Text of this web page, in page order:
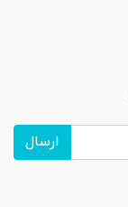
ارسال